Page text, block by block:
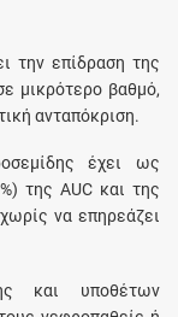
την επίδραση της
μικρότερο βαθμό,
ανταπόκριση.
έχει ως
της AUC και της
να επηρεάζει
και υποθέτων